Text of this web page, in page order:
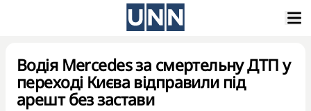
Водія Mercedes за смертельну ДТП у
переході Києва відправили під
арешт без застави